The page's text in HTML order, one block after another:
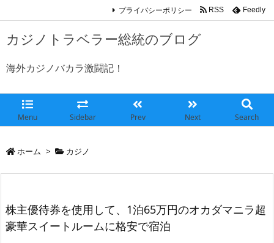
カジノトラベラー総統のブログ
海外カジノバカラ激闘記！
Menu Sidebar Prev Next Search
プライバシーポリシー RSS Feedly
ホーム > カジノ
株主優待券を使用して、1泊65万円のオカダマニラ超
豪華スイートルームに格安で宿泊